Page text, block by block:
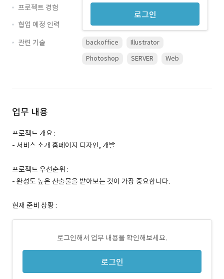
로그인
프로젝트 경험
협업 예정 인력
관련 기술
backoffice
Illustrator
Photoshop
SERVER Web
업무 내용
프로젝트 개요 :
- 서비스 소개 홈페이지 디자인, 개발
프로젝트 우선순위 :
- 완성도 높은 산출물을 받아보는 것이 가장 중요합니다.
현재 준비 상황 :
로그인해서 업무 내용을 확인해보세요.
로그인